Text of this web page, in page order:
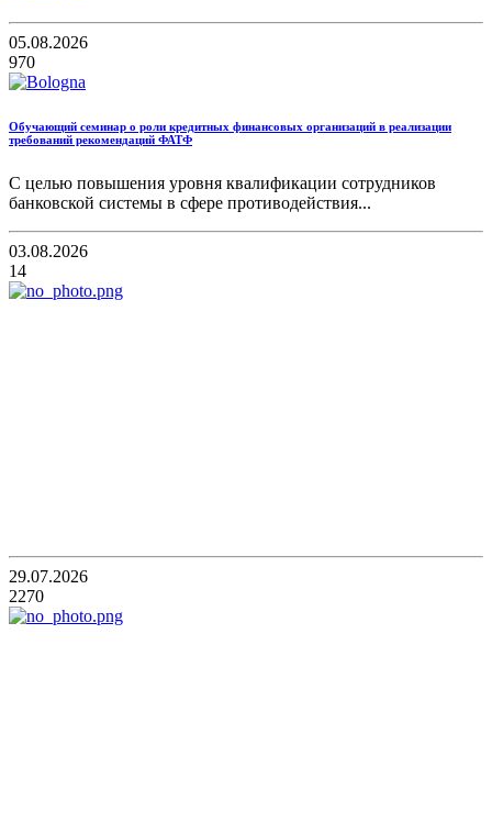
05.08.2026
970
Обучающий семинар о роли кредитных финансовых организаций в реализации
требований рекомендаций ФАТФ
С целью повышения уровня квалификации сотрудников
банковской системы в сфере противодействия...
03.08.2026
14
29.07.2026
2270